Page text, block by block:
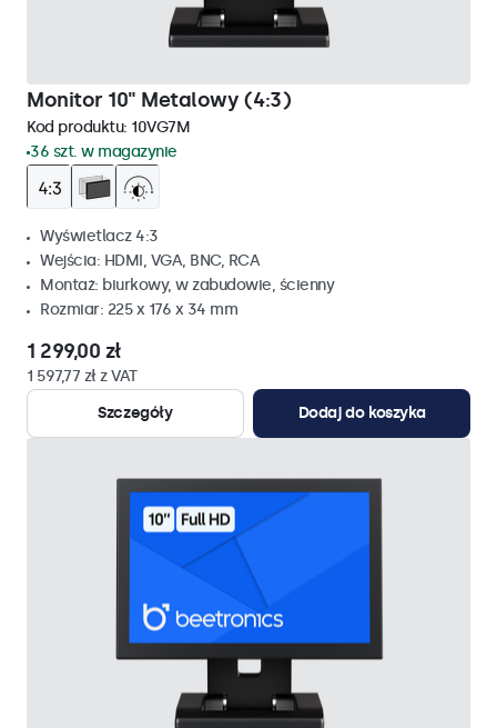
Monitor 10" Metalowy (4:3)
Kod produktu: 10VG7M
36 szt. w magazynie
Wyświetlacz 4:3
Wejścia: HDMI, VGA, BNC, RCA
Montaż: biurkowy, w zabudowie, ścienny
Rozmiar: 225 x 176 x 34 mm
1 299,00 zł
1 597,77 zł z VAT
Szczegóły
Dodaj do koszyka